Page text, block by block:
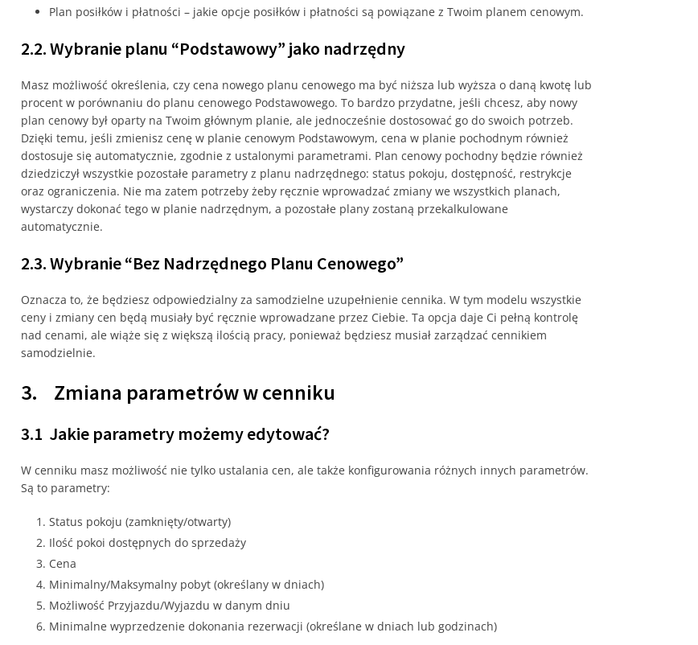
Plan posiłków i płatności – jakie opcje posiłków i płatności są powiązane z Twoim planem cenowym.
2.2. Wybranie planu “Podstawowy” jako nadrzędny
Masz możliwość określenia, czy cena nowego planu cenowego ma być niższa lub wyższa o daną kwotę lub
procent w porównaniu do planu cenowego Podstawowego. To bardzo przydatne, jeśli chcesz, aby nowy
plan cenowy był oparty na Twoim głównym planie, ale jednocześnie dostosować go do swoich potrzeb.
Dzięki temu, jeśli zmienisz cenę w planie cenowym Podstawowym, cena w planie pochodnym również
dostosuje się automatycznie, zgodnie z ustalonymi parametrami. Plan cenowy pochodny będzie również
dziedziczył wszystkie pozostałe parametry z planu nadrzędnego: status pokoju, dostępność, restrykcje
oraz ograniczenia. Nie ma zatem potrzeby żeby ręcznie wprowadzać zmiany we wszystkich planach,
wystarczy dokonać tego w planie nadrzędnym, a pozostałe plany zostaną przekalkulowane
automatycznie.
2.3. Wybranie “Bez Nadrzędnego Planu Cenowego”
Oznacza to, że będziesz odpowiedzialny za samodzielne uzupełnienie cennika. W tym modelu wszystkie
ceny i zmiany cen będą musiały być ręcznie wprowadzane przez Ciebie. Ta opcja daje Ci pełną kontrolę
nad cenami, ale wiąże się z większą ilością pracy, ponieważ będziesz musiał zarządzać cennikiem
samodzielnie.
3. Zmiana parametrów w cenniku
3.1 Jakie parametry możemy edytować?
W cenniku masz możliwość nie tylko ustalania cen, ale także konfigurowania różnych innych parametrów.
Są to parametry:
Status pokoju (zamknięty/otwarty)
Ilość pokoi dostępnych do sprzedaży
Cena
Minimalny/Maksymalny pobyt (określany w dniach)
Możliwość Przyjazdu/Wyjazdu w danym dniu
Minimalne wyprzedzenie dokonania rezerwacji (określane w dniach lub godzinach)